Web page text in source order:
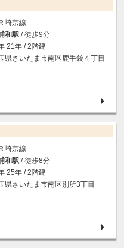
埼京線
和駅 / 徒歩9分
21年 / 2階建
県さいたま市南区鹿手袋４丁目
埼京線
和駅 / 徒歩8分
25年 / 2階建
県さいたま市南区別所3丁目